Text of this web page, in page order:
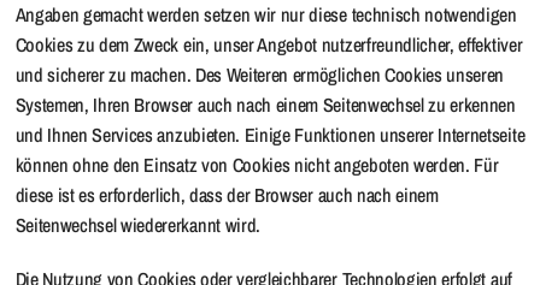
Angaben gemacht werden setzen wir nur diese technisch notwendigen
Cookies zu dem Zweck ein, unser Angebot nutzerfreundlicher, effektiver
und sicherer zu machen. Des Weiteren ermöglichen Cookies unseren
Systemen, Ihren Browser auch nach einem Seitenwechsel zu erkennen
und Ihnen Services anzubieten. Einige Funktionen unserer Internetseite
können ohne den Einsatz von Cookies nicht angeboten werden. Für
diese ist es erforderlich, dass der Browser auch nach einem
Seitenwechsel wiedererkannt wird.
Die Nutzung von Cookies oder vergleichbarer Technologien erfolgt auf